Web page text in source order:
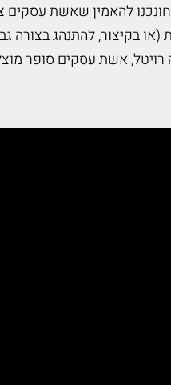
חונכנו להאמין שאשת
בקיצור, להתנהג בצורה
רויטל, אשת עסקים סופר